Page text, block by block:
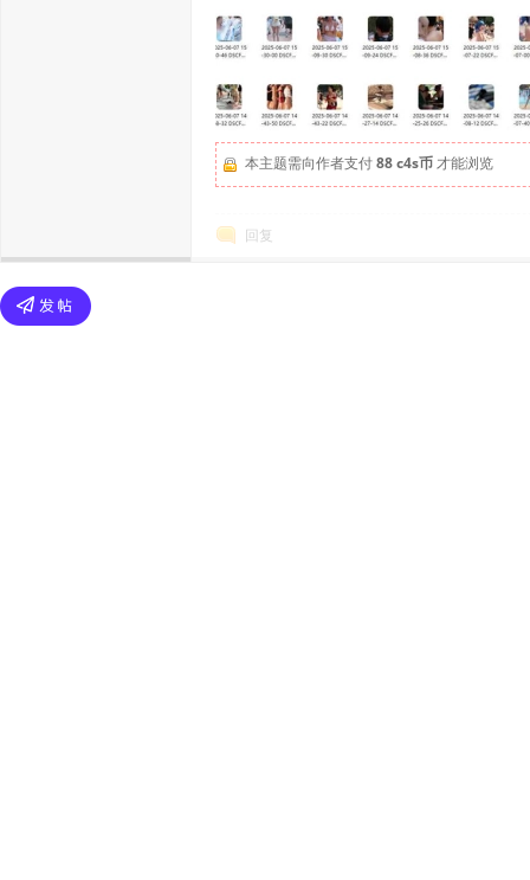
本主题需向作者支付88 c4s币才能浏览
回复